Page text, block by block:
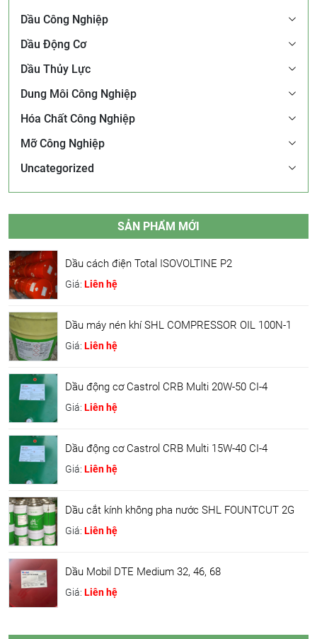
Dầu Công Nghiệp
Dầu Động Cơ
Dầu Thủy Lực
Dung Môi Công Nghiệp
Hóa Chất Công Nghiệp
Mỡ Công Nghiệp
Uncategorized
SẢN PHẨM MỚI
Dầu cách điện Total ISOVOLTINE P2
Giá: Liên hệ
Dầu máy nén khí SHL COMPRESSOR OIL 100N-1
Giá: Liên hệ
Dầu động cơ Castrol CRB Multi 20W-50 CI-4
Giá: Liên hệ
Dầu động cơ Castrol CRB Multi 15W-40 CI-4
Giá: Liên hệ
Dầu cắt kính không pha nước SHL FOUNTCUT 2G
Giá: Liên hệ
Dầu Mobil DTE Medium 32, 46, 68
Giá: Liên hệ